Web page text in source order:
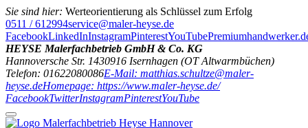
Sie sind hier: Werteorientierung als Schlüssel zum Erfolg
0511 / 612994service@maler-heyse.de
FacebookLinkedInInstagramPinterestYouTube
HEYSE Malerfachbetrieb GmbH & Co. KG
Hannoversche Str. 1430916 Isernhagen (OT Altwarmbüchen)
Telefon: 01622080086E-Mail: matthias.schultze@maler-
heyse.deHomepage: https://www.maler-heyse.de/
FacebookTwitterInstagramPinterestYouTube